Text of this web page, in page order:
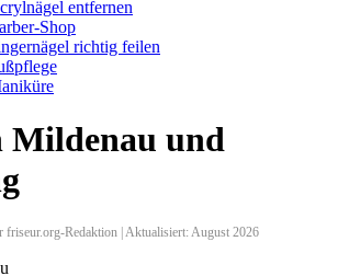
entfernen
Shop
richtig feilen
Mildenau und
friseur.org-Redaktion | Aktualisiert: August 2026